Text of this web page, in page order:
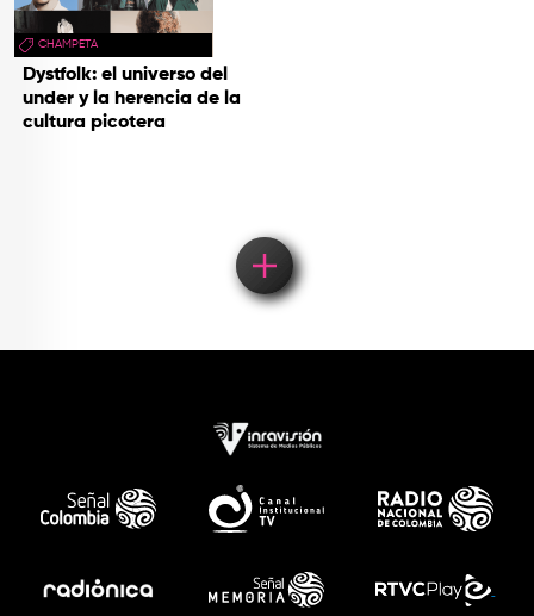
CHAMPETA
Dystfolk: el universo del
under y la herencia de la
cultura picotera